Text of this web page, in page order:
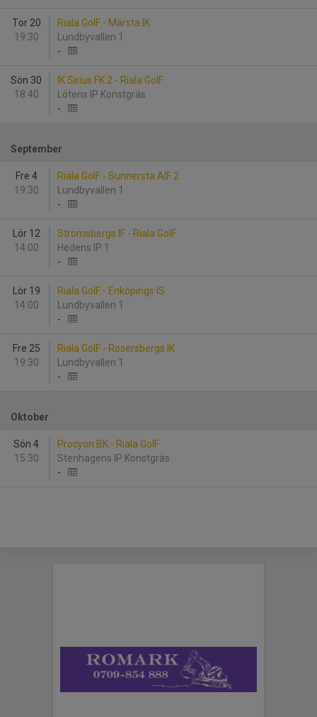
Tor 20
19:30
Riala GoIF - Märsta IK
Lundbyvallen 1
-
Sön 30
18:40
IK Sirius FK 2 - Riala GoIF
Lötens IP Konstgräs
-
September
Fre 4
19:30
Riala GoIF - Sunnersta AIF 2
Lundbyvallen 1
-
Lör 12
14:00
Strömsbergs IF - Riala GoIF
Hedens IP 1
-
Lör 19
14:00
Riala GoIF - Enköpings IS
Lundbyvallen 1
-
Fre 25
19:30
Riala GoIF - Rosersbergs IK
Lundbyvallen 1
-
Oktober
Sön 4
15:30
Procyon BK - Riala GoIF
Stenhagens IP Konstgräs
-